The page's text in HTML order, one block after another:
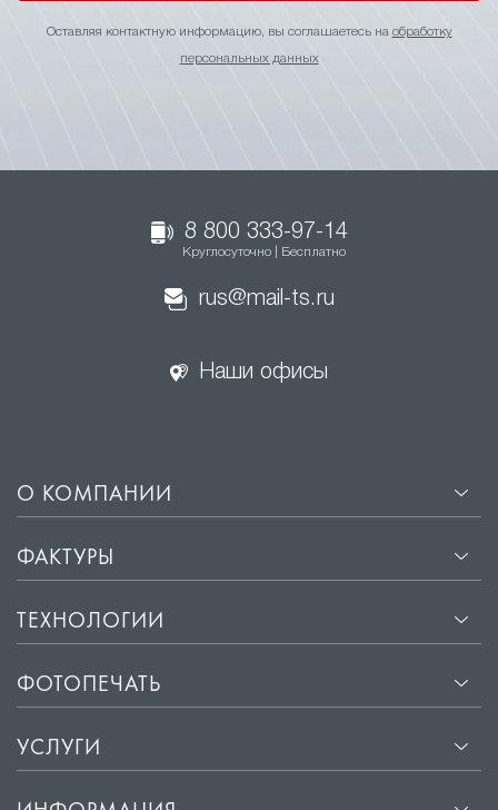
Оставляя контактную информацию, вы соглашаетесь на обработку
персональных данных
8 800 333-97-14
Круглосуточно | Бесплатно
rus@mail-ts.ru
Наши офисы
О КОМПАНИИ
ФАКТУРЫ
ТЕХНОЛОГИИ
ФОТОПЕЧАТЬ
УСЛУГИ